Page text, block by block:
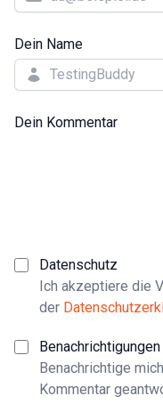
Dein Name
Dein Kommentar
Datenschutz
Ich akzeptiere die
der
Benachrichtigungen
Benachrichtige
Kommentar